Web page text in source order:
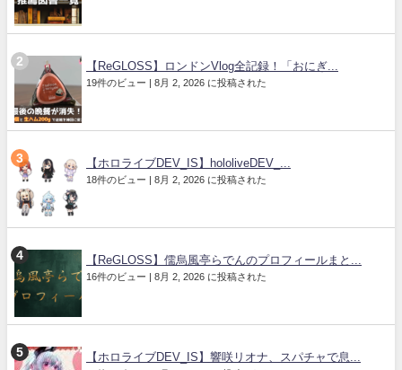
【ReGLOSS】ロンドンVlog全記録！「おにぎ...
19件のビュー 8月 2, 2026 に投稿された
【ホロライブDEV_IS】hololiveDEV_...
18件のビュー 8月 2, 2026 に投稿された
【ReGLOSS】儒烏風亭らでんのプロフィールまと...
16件のビュー 8月 2, 2026 に投稿された
【ホロライブDEV_IS】響咲リオナ、スパチャで息...